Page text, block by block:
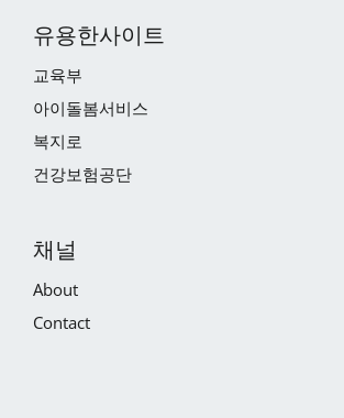
유용한사이트
교육부
아이돌봄서비스
복지로
건강보험공단
채널
About
Contact